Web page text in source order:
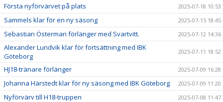
Första nyförvärvet på plats 2025-07-18 10:53
Sammels klar för en ny säsong 2025-07-15 18:45
Sebastian Österman förlänger med Svartvitt. 2025-07-12 14:36
Alexander Lundvik klar för fortsättning med IBK
Göteborg
2025-07-11 18:52
HJ18-tränare förlänger 2025-07-09 16:28
Johanna Härstedt klar för ny säsong med IBK Göteborg 2025-07-09 11:20
Nyförvärv till H18-truppen 2025-07-08 11:47